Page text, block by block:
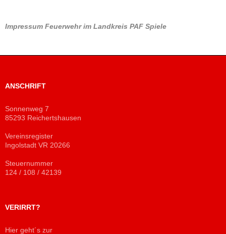
Impressum Feuerwehr im Landkreis PAF Spiele
ANSCHRIFT
Sonnenweg 7
85293 Reichertshausen
Vereinsregister
Ingolstadt VR 20266
Steuernummer
124 / 108 / 42139
VERIRRT?
Hier geht´s zur